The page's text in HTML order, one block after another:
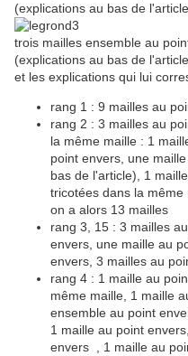
(explications au bas de
trois mailles ensemble au
(explications au bas de
et les explications qui lui
rang 1 : 9 mailles au
rang 2 : 3 mailles au
la même maille : 1
point envers, une
bas de l'article), 1
tricotées dans la
on a alors 13 mailles
rang 3, 15 : 3 mailles
envers, une maille au
envers, 3 mailles au
rang 4 : 1 maille au
même maille, 1 maille
ensemble au point
1 maille au point
envers , 1 maille au